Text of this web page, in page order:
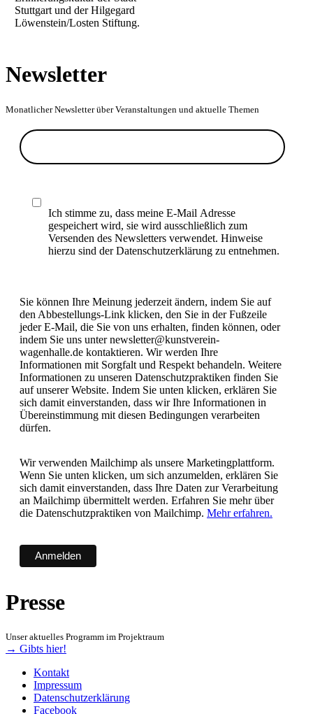
Stuttgart und der Hilgegard
Löwenstein/Losten Stiftung.
Newsletter
Monatlicher Newsletter über Veranstaltungen und aktuelle Themen
Ich stimme zu, dass meine E-Mail Adresse
gespeichert wird, sie wird ausschließlich zum
Versenden des Newsletters verwendet. Hinweise
hierzu sind der Datenschutzerklärung zu entnehmen.
Sie können Ihre Meinung jederzeit ändern, indem Sie auf
den Abbestellungs-Link klicken, den Sie in der Fußzeile
jeder E-Mail, die Sie von uns erhalten, finden können, oder
indem Sie uns unter newsletter@kunstverein-
wagenhalle.de kontaktieren. Wir werden Ihre
Informationen mit Sorgfalt und Respekt behandeln. Weitere
Informationen zu unseren Datenschutzpraktiken finden Sie
auf unserer Website. Indem Sie unten klicken, erklären Sie
sich damit einverstanden, dass wir Ihre Informationen in
Übereinstimmung mit diesen Bedingungen verarbeiten
dürfen.
Wir verwenden Mailchimp als unsere Marketingplattform.
Wenn Sie unten klicken, um sich anzumelden, erklären Sie
sich damit einverstanden, dass Ihre Daten zur Verarbeitung
an Mailchimp übermittelt werden. Erfahren Sie mehr über
die Datenschutzpraktiken von Mailchimp. Mehr erfahren.
Presse
Unser aktuelles Programm im Projektraum
→ Gibts hier!
Kontakt
Impressum
Datenschutzerklärung
Facebook